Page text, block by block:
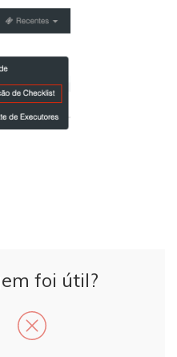
foi útil?